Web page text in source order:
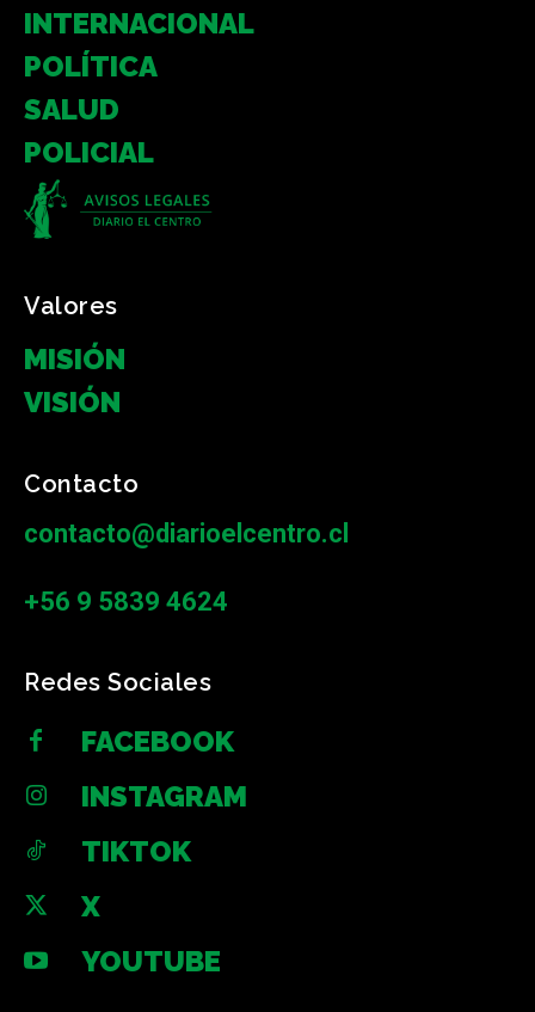
INTERNACIONAL
POLÍTICA
SALUD
POLICIAL
Valores
MISIÓN
VISIÓN
Contacto
contacto@diarioelcentro.cl
+56 9 5839 4624
Redes Sociales
FACEBOOK
INSTAGRAM
TIKTOK
X
YOUTUBE